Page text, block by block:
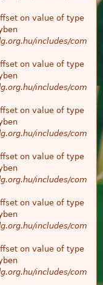
on value of type
includes/com
on value of type
includes/com
on value of type
includes/com
on value of type
includes/com
on value of type
includes/com
on value of type
includes/com